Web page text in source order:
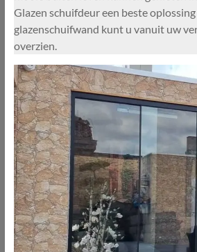
Glazen schuifdeur een beste
glazenschuifwand kunt u vanuit uw
overzien.